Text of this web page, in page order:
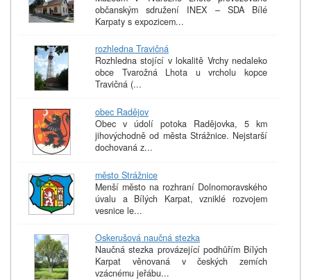
občanským sdružení INEX – SDA Bílé
Karpaty s expozicem...
rozhledna Travičná
Rozhledna stojící v lokalitě Vrchy nedaleko
obce Tvarožná Lhota u vrcholu kopce
Travičná (...
obec Radějov
Obec v údolí potoka Radějovka, 5 km
jihovýchodně od města Strážnice. Nejstarší
dochovaná z...
město Strážnice
Menší město na rozhraní Dolnomoravského
úvalu a Bílých Karpat, vzniklé rozvojem
vesnice le...
Oskerušová naučná stezka
Naučná stezka provázející podhůřím Bílých
Karpat věnovaná v českých zemích
vzácnému jeřábu...